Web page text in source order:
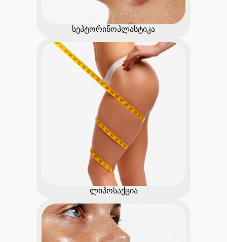
სეპტორინოპლასტიკა
ლიპოსაქცია